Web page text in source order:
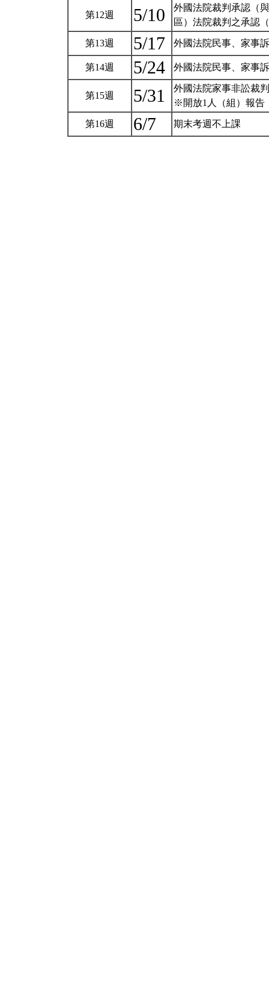
第12週 5/10
外國法院裁判承認（
區）法院裁判之承認
第13週 5/17 外國法院民事、家事
第14週 5/24 外國法院民事、家事
第15週 5/31
外國法院家事非訟裁
※開放1人（組）報告
第16週 6/7 期末考週不上課